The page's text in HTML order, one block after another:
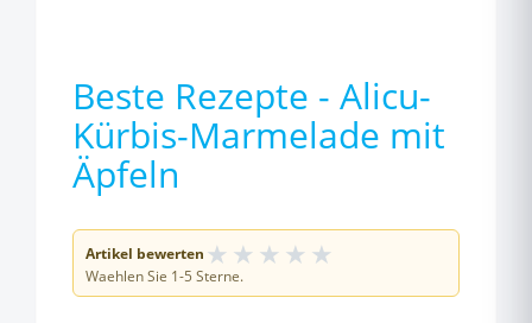
Beste Rezepte - Alicu-
Kürbis-Marmelade mit
Äpfeln
Artikel bewerten ★ ★ ★ ★ ★
Waehlen Sie 1-5 Sterne.